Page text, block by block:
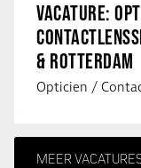
VACATURE:
& ROTTERDAM
MEER